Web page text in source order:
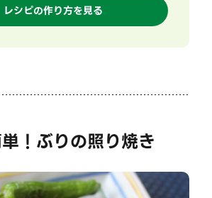
レシピの作り方を見る
！ぶりの照り焼き